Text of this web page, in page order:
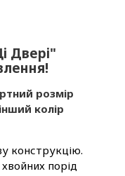
Двері"
розмір
колір
конструкцію.
порід